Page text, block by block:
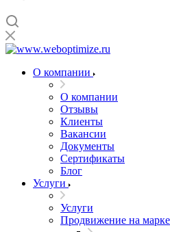
О компании
О компании
Отзывы
Клиенты
Вакансии
Документы
Сертификаты
Блог
Услуги
Услуги
Продвижение на